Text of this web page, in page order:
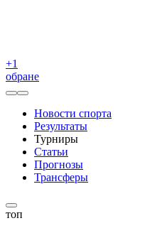
+1
обране
Новости спорта
Результаты
Турниры
Статьи
Прогнозы
Трансферы
топ